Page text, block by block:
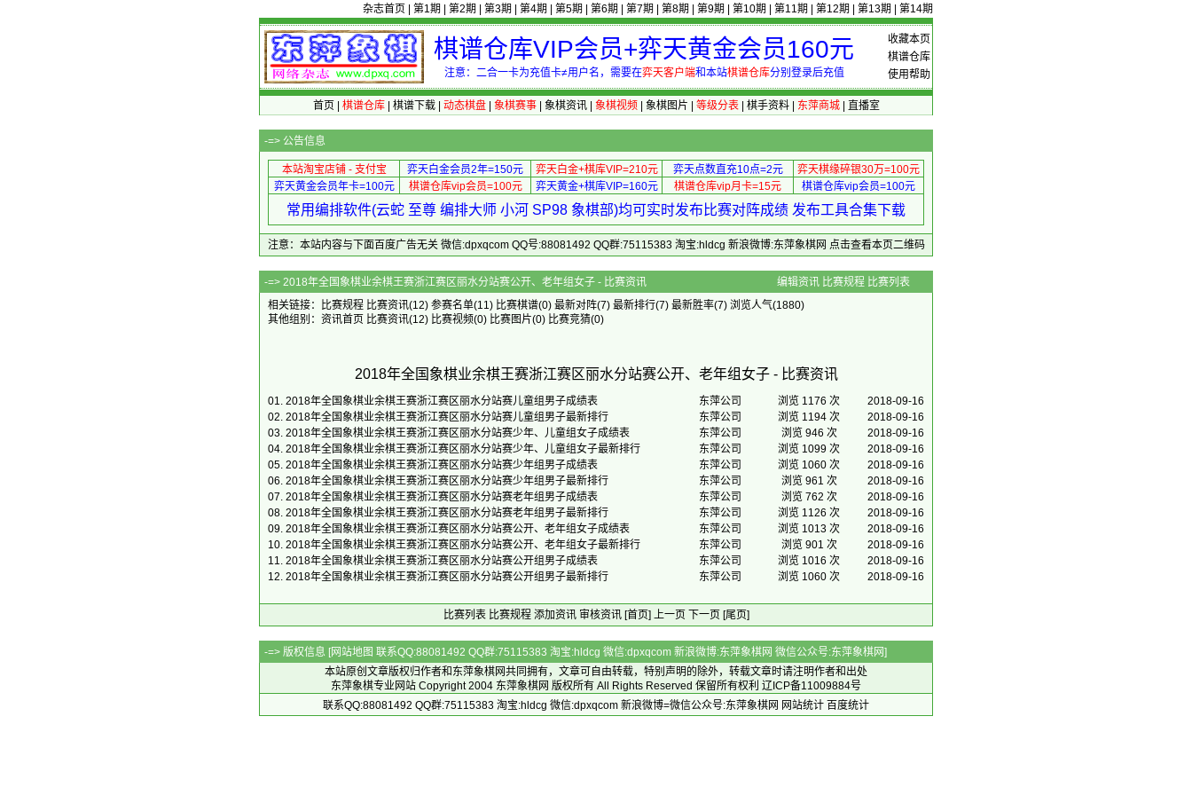
杂志首页 第1期 第2期 第3期 第4期 第5期 第6期 第7期 第8期 第9期 第10期 第11期 第12期 第13期 第14期
收藏本页
棋谱仓库
使用帮助
棋谱仓库VIP会员+弈天黄金会员160元
注意：二合一卡为充值卡≠用户名，需要在弈天客户端和本站棋谱仓库分别登录后充值
首页 棋谱仓库| 棋谱下载| 动态棋盘| 象棋赛事| 象棋资讯| 象棋视频 象棋图片 等级分表| 棋手资料| 东萍商城| 直播室
-=> 公告信息
本站淘宝店铺 - 支付宝 弈天白金会员2年=150元 弈天白金+棋库VIP=210元 弈天点数直充10点=2元
弈天棋缘碎银30万=100元
弈天黄金会员年卡=100元
棋谱仓库vip会员=100元 弈天黄金+棋库VIP=160元 棋谱仓库vip月卡=15元 棋谱仓库vip会员=100元
常用编排软件(云蛇 至尊 编排大师 小河 SP98 象棋部)均可实时发布比赛对阵成绩 发布工具合集下载
注意：本站内容与下面百度广告无关 微信:dpxqcom QQ号:88081492 QQ群:75115383 淘宝:hldcg 新浪微博:东萍象棋网 点击查看本页二维码
-=> 2018年全国象棋业余棋王赛浙江赛区丽水分站赛公开、老年组女子 - 比赛资讯 编辑资讯 比赛规程 比赛列表
相关链接：
比赛规程 比赛资讯(12) 参赛名单(11) 比赛棋谱(0) 最新对阵(7) 最新排行(7) 最新胜率(7) 浏览人气(1880)
其他组别： 资讯首页 比赛资讯(12) 比赛视频(0) 比赛图片(0) 比赛竞猜(0)
2018年全国象棋业余棋王赛浙江赛区丽水分站赛公开、老年组女子 - 比赛资讯
01. 2018年全国象棋业余棋王赛浙江赛区丽水分站赛儿童组男子成绩表 东萍公司 浏览 1176 次
2018-09-16
02. 2018年全国象棋业余棋王赛浙江赛区丽水分站赛儿童组男子最新排行 东萍公司 浏览 1194 次
2018-09-16
03. 2018年全国象棋业余棋王赛浙江赛区丽水分站赛少年、儿童组女子成绩表 东萍公司 浏览 946 次
2018-09-16
04. 2018年全国象棋业余棋王赛浙江赛区丽水分站赛少年、儿童组女子最新排行 东萍公司 浏览 1099 次
2018-09-16
05. 2018年全国象棋业余棋王赛浙江赛区丽水分站赛少年组男子成绩表 东萍公司 浏览 1060 次
2018-09-16
06. 2018年全国象棋业余棋王赛浙江赛区丽水分站赛少年组男子最新排行 东萍公司 浏览 961 次
2018-09-16
07. 2018年全国象棋业余棋王赛浙江赛区丽水分站赛老年组男子成绩表 东萍公司 浏览 762 次
2018-09-16
08. 2018年全国象棋业余棋王赛浙江赛区丽水分站赛老年组男子最新排行 东萍公司 浏览 1126 次
2018-09-16
09. 2018年全国象棋业余棋王赛浙江赛区丽水分站赛公开、老年组女子成绩表 东萍公司 浏览 1013 次
2018-09-16
10. 2018年全国象棋业余棋王赛浙江赛区丽水分站赛公开、老年组女子最新排行 东萍公司 浏览 901 次
2018-09-16
11. 2018年全国象棋业余棋王赛浙江赛区丽水分站赛公开组男子成绩表 东萍公司 浏览 1016 次
2018-09-16
12. 2018年全国象棋业余棋王赛浙江赛区丽水分站赛公开组男子最新排行 东萍公司 浏览 1060 次 2018-09-16
比赛列表 比赛规程 添加资讯 审核资讯 [首页] 上一页 下一页 [尾页]
-=> 版权信息 [网站地图 联系QQ:88081492 QQ群:75115383 淘宝:hldcg 微信:dpxqcom 新浪微博:东萍象棋网 微信公众号:东萍象棋网]
本站原创文章版权归作者和 东萍象棋网共同拥有，文章可自由转载，特别声明的除外，转载文章时请注明作者和出处
东萍象棋专业网站 Copyright 2004 东萍象棋网 版权所有 All Rights Reserved 保留所有权利 辽ICP备11009884号
联系QQ:88081492 QQ群:75115383 淘宝:hldcg 微信:dpxqcom 新浪微博=微信公众号:东萍象棋网 网站统计 百度统计